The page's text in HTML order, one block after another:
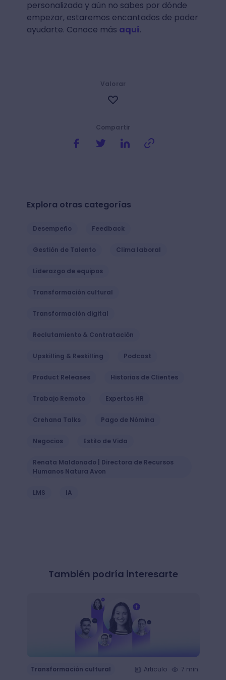
personalizada y aún no sabes por dónde
empezar, estaremos encantados de poder
ayudarte. Conoce más aquí.
Compartir
Valorar
Explora otras categorías
Desempeño Feedback
Gestión de Talento Clima laboral
Liderazgo de equipos
Transformación cultural
Transformación digital
Reclutamiento & Contratación
Upskilling & Reskilling Podcast
Product Releases Historias de Clientes
Trabajo Remoto Expertos HR
Crehana Talks Pago de Nómina
Negocios Estilo de Vida
Renata Maldonado | Directora de Recursos
Humanos Natura Avon
LMS IA
También podría interesarte
Transformación cultural Articulo 7 min.